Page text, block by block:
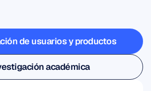
laboratorio
de usuarios y productos
de usuarios y productos
académica
académica